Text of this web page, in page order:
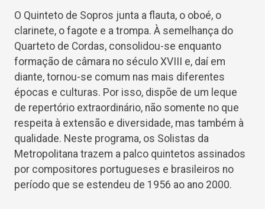
O Quinteto de Sopros junta a flauta, o oboé, o
clarinete, o fagote e a trompa. À semelhança do
Quarteto de Cordas, consolidou-se enquanto
formação de câmara no século XVIII e, daí em
diante, tornou-se comum nas mais diferentes
épocas e culturas. Por isso, dispõe de um leque
de repertório extraordinário, não somente no que
respeita à extensão e diversidade, mas também à
qualidade. Neste programa, os Solistas da
Metropolitana trazem a palco quintetos assinados
por compositores portugueses e brasileiros no
período que se estendeu de 1956 ao ano 2000.